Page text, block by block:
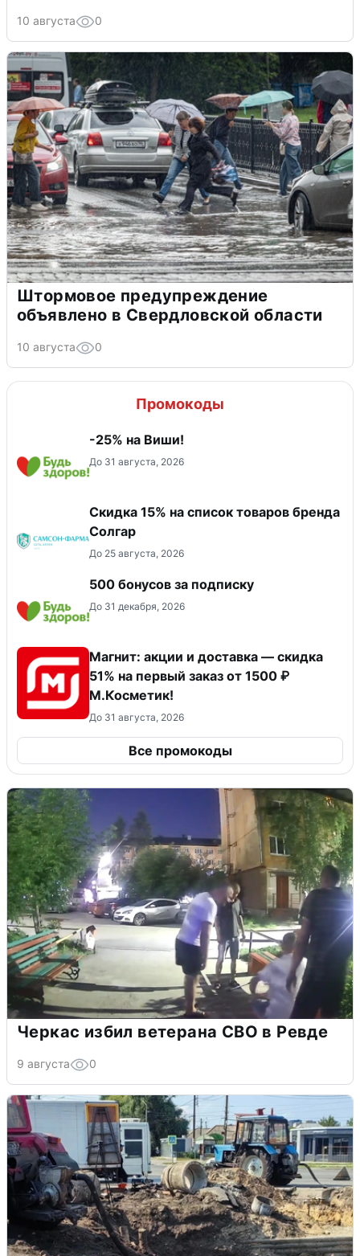
10 августа 0
Штормовое предупреждение
объявлено в Свердловской области
10 августа 0
Промокоды
-25% на Виши!
До 31 августа, 2026
Скидка 15% на список товаров бренда
Солгар
До 25 августа, 2026
500 бонусов за подписку
До 31 декабря, 2026
Магнит: акции и доставка — скидка
51% на первый заказ от 1500 ₽
М.Косметик!
До 31 августа, 2026
Все промокоды
Черкас избил ветерана СВО в Ревде
9 августа 0